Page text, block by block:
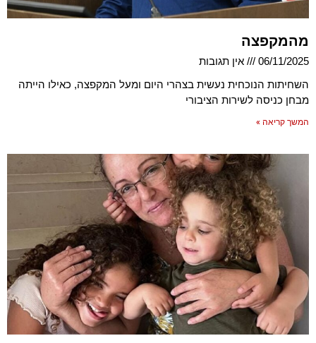
מהמקפצה
06/11/2025
אין תגובות
השחיתות הנוכחית נעשית בצהרי היום ומעל המקפצה, כאילו הייתה
מבחן כניסה לשירות הציבורי
המשך קריאה »